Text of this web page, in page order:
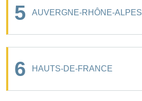
5 AUVERGNE-RHÔNE-ALPES
6 HAUTS-DE-FRANCE